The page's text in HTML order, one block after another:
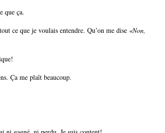
que ça.
ce que je voulais entendre. Qu’on me dise «Non,
Ça me plaît beaucoup.